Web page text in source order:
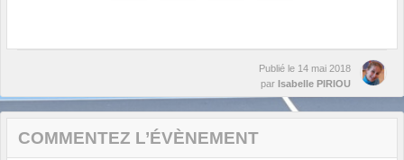
Publié le 14 mai 2018
par Isabelle PIRIOU
COMMENTEZ L’ÉVÈNEMENT